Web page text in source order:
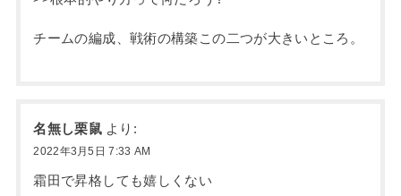
チームの編成、戦術の構築この二つが大きいところ。
名無し栗鼠 より:
2022年3月5日 7:33 AM
霜田で昇格しても嬉しくない